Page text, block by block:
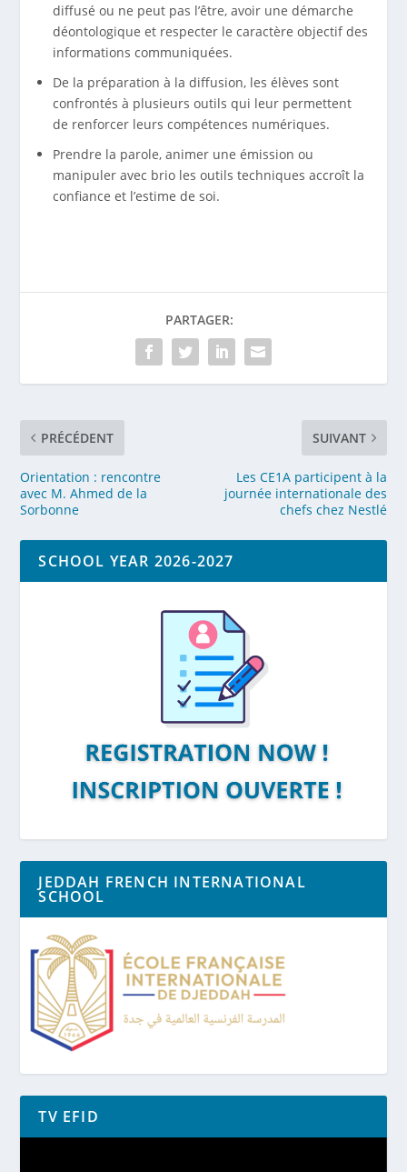
diffusé ou ne peut pas l’être, avoir une démarche
déontologique et respecter le caractère objectif des
informations communiquées.
De la préparation à la diffusion, les élèves sont
confrontés à plusieurs outils qui leur permettent
de renforcer leurs compétences numériques.
Prendre la parole, animer une émission ou
manipuler avec brio les outils techniques accroît la
confiance et l’estime de soi.
PARTAGER:
PRÉCÉDENT
Orientation : rencontre
avec M. Ahmed de la
Sorbonne
SUIVANT
Les CE1A participent à la
journée internationale des
chefs chez Nestlé
SCHOOL YEAR 2026-2027
JEDDAH FRENCH INTERNATIONAL
SCHOOL
TV EFID